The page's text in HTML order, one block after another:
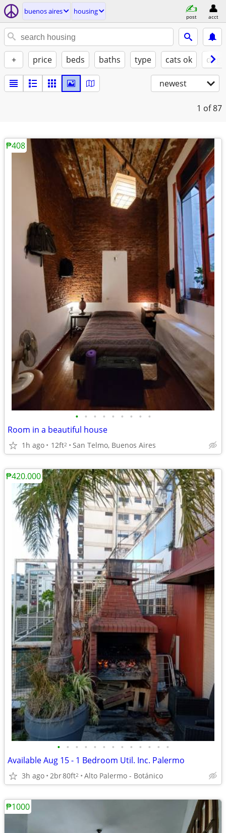
buenos aires housing
post acct
+ price beds baths type cats ok
newest
1 of 87
• • • • • • • • •
Room in a beautiful house
1h ago 12ft2 San Telmo, Buenos Aires
₱408
• • • • • • • • • • • • •
Available Aug 15 - 1 Bedroom Util. Inc. Palermo
3h ago 2br80ft2 Alto Palermo - Botánico
₱420.000
₱1000